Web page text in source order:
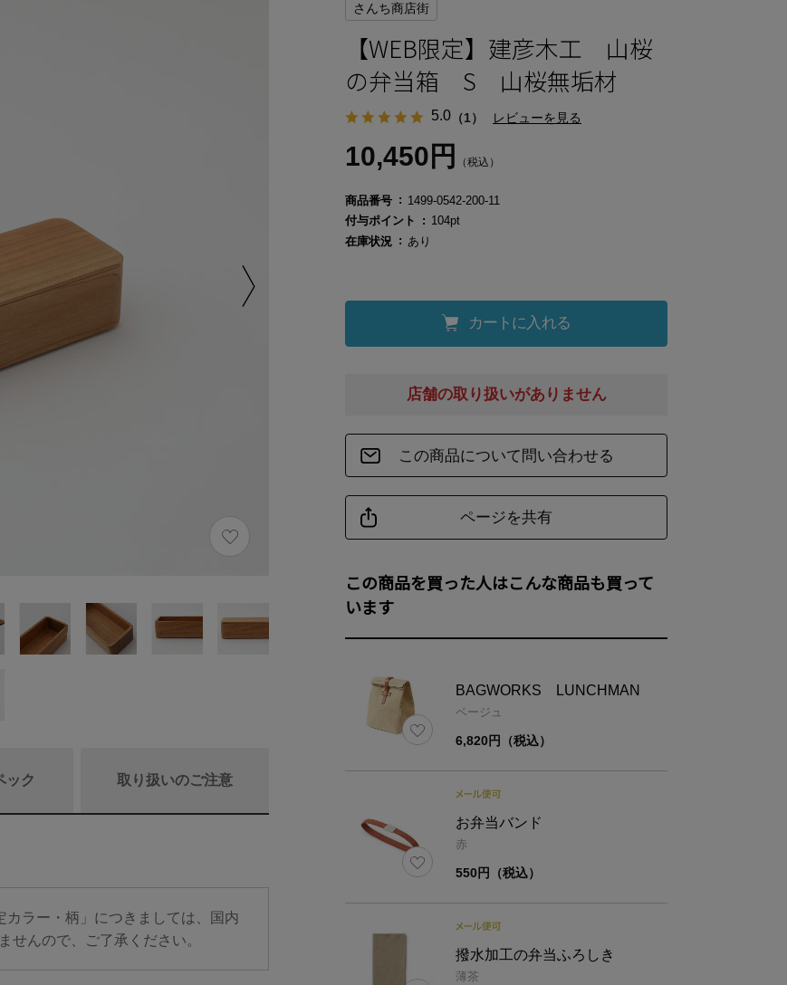
ック 取り扱いのご注意
ラー・柄」につきましては、国内
せんので、ご了承ください。
山桜無垢材
ガラス塗装
さんち商店街
【WEB限定】建彦木工 山桜
の弁当箱 S 山桜無垢材
5.0 （1） レビューを見る
10,450円 （税込）
商品番号
1499-0542-200-11
付与ポイント
104pt
在庫状況
あり
カートに入れる
この商品を買った人はこんな商品も買って
います
BAGWORKS LUNCHMAN
ベージュ
6,820円（税込）
お弁当バンド
赤
550円（税込）
撥水加工の弁当ふろしき
薄茶
この商品について問い合わせる
ページを共有
店舗の取り扱いがありません